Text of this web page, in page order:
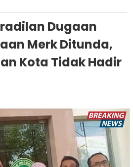
Dugaan
Merk Ditunda,
Kota Tidak Hadir